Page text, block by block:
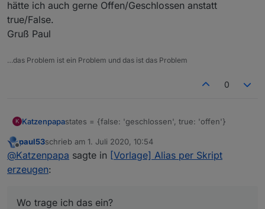
hätte ich auch gerne Offen/Geschlossen anstatt
true/False.
Gruß Paul
…das Problem ist ein Problem und das ist das Problem
0
K Katzenpapastates = {false: 'geschlossen', true: 'offen'}
@ paul53Hallo Paul. Wo trage ich das ein? Ich
habe mir einen Magnetkontaktschalter an ein
Gruß Paul
Offline
paul53schrieb am 1. Juli 2020, 10:54
zuletzt editiert von
@Katzenpapa sagte in [Vorlage] Alias per Skript
erzeugen:
Wo trage ich das ein?